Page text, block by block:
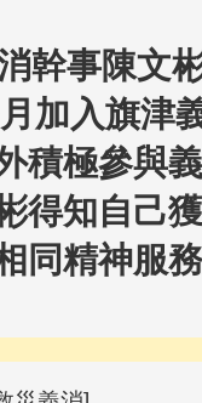
幹事陳文
加入旗津
積極參與
得知自己
同精神服務